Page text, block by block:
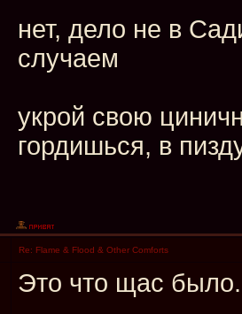
нет, дело не в
случаем
укрой свою
гордишься, в
Re: Flame & Flood & Other Comforts
Это что щас было.